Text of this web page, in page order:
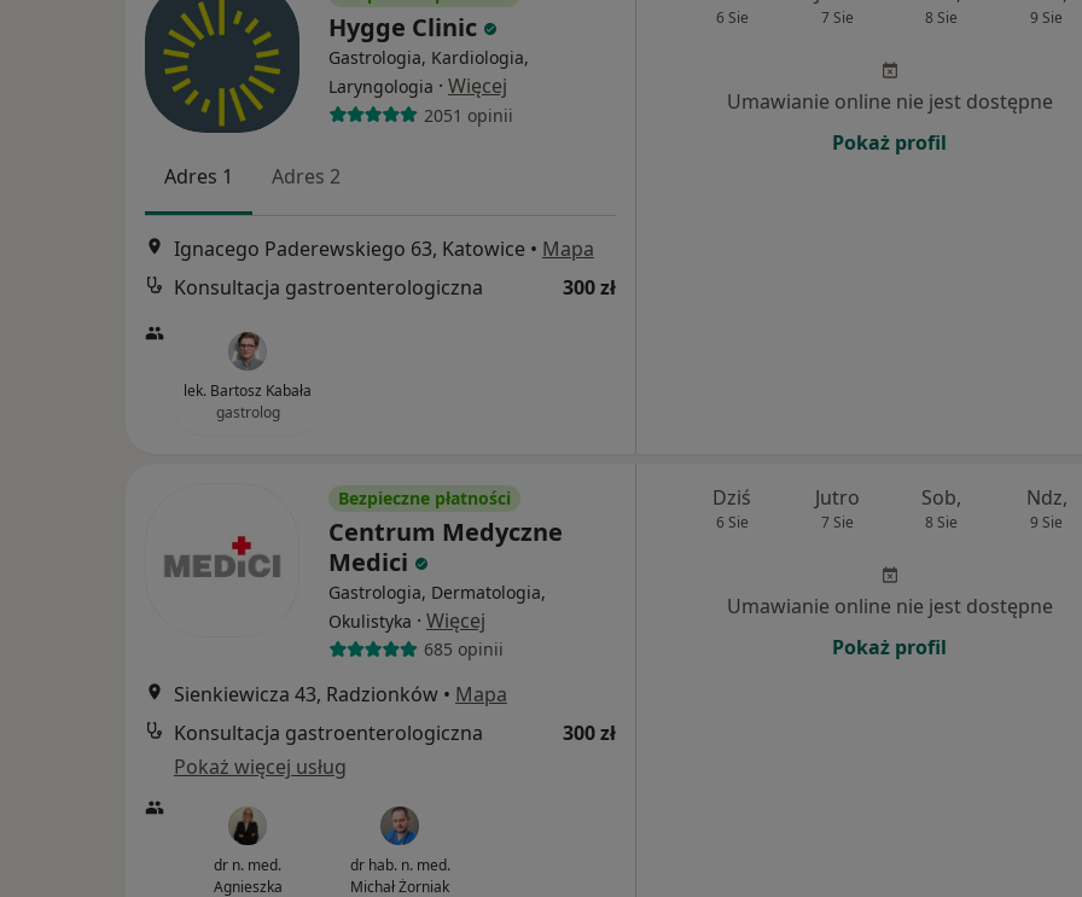
Hygge Clinic
Gastrologia, Kardiologia,
Laryngologia · Więcej
2051 opinii
Adres 1 Adres 2
Ignacego Paderewskiego 63, Katowice • Mapa
Konsultacja gastroenterologiczna
300 zł
lek. Bartosz Kabała
gastrolog
6 Sie 7 Sie 8 Sie 9 Sie
Umawianie online nie jest dostępne
Pokaż profil
Bezpieczne płatności
Centrum Medyczne
Medici
Gastrologia, Dermatologia,
Okulistyka · Więcej
685 opinii
Sienkiewicza 43, Radzionków • Mapa
Konsultacja gastroenterologiczna
300 zł
Pokaż więcej usług
dr n. med.
Agnieszka
dr hab. n. med.
Michał Żorniak
Dziś
6 Sie
Jutro
7 Sie
Sob,
8 Sie
Ndz,
9 Sie
Umawianie online nie jest dostępne
Pokaż profil